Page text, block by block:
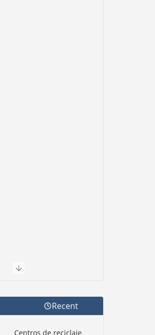
Recent
Centros de reciclaje